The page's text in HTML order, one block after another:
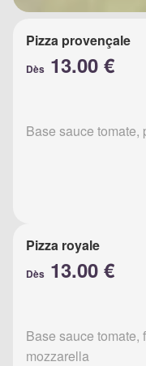
Pizza provençale
Dès 13.00 €
Base sauce
Pizza royale
Dès 13.00 €
Base sauce tomate,
mozzarella